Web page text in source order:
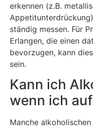
erkennen (z.B.
ständig messen. Für
Erlangen, die einen
bevorzugen, kann
sein.
Kann ich
wenn ich
Manche